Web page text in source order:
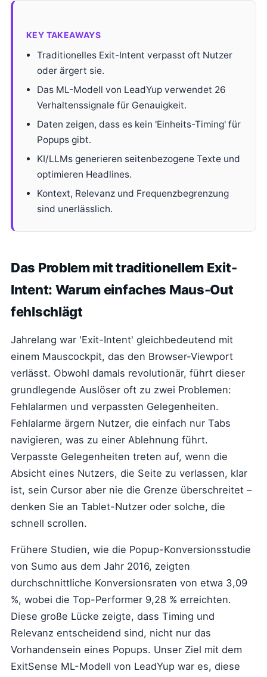
KEY TAKEAWAYS
Traditionelles Exit-Intent verpasst oft Nutzer
oder ärgert sie.
Das ML-Modell von LeadYup verwendet 26
Verhaltenssignale für Genauigkeit.
Daten zeigen, dass es kein 'Einheits-Timing' für
Popups gibt.
KI/LLMs generieren seitenbezogene Texte und
optimieren Headlines.
Kontext, Relevanz und Frequenzbegrenzung
sind unerlässlich.
Das Problem mit traditionellem Exit-
Intent: Warum einfaches Maus-Out
fehlschlägt
Jahrelang war 'Exit-Intent' gleichbedeutend mit
einem Mauscockpit, das den Browser-Viewport
verlässt. Obwohl damals revolutionär, führt dieser
grundlegende Auslöser oft zu zwei Problemen:
Fehlalarmen und verpassten Gelegenheiten.
Fehlalarme ärgern Nutzer, die einfach nur Tabs
navigieren, was zu einer Ablehnung führt.
Verpasste Gelegenheiten treten auf, wenn die
Absicht eines Nutzers, die Seite zu verlassen, klar
ist, sein Cursor aber nie die Grenze überschreitet –
denken Sie an Tablet-Nutzer oder solche, die
schnell scrollen.
Frühere Studien, wie die Popup-Konversionsstudie
von Sumo aus dem Jahr 2016, zeigten
durchschnittliche Konversionsraten von etwa 3,09
%, wobei die Top-Performer 9,28 % erreichten.
Diese große Lücke zeigte, dass Timing und
Relevanz entscheidend sind, nicht nur das
Vorhandensein eines Popups. Unser Ziel mit dem
ExitSense ML-Modell von LeadYup war es, diese